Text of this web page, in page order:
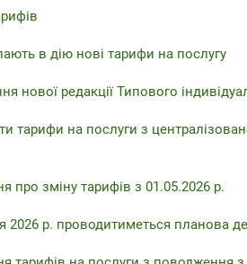
в дію нові тарифи на послугу
нової редакції Типового
тарифи на послуги з
зміну тарифів з 01.05.2026 р.
р. проводитиметься планова